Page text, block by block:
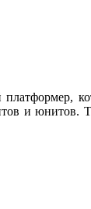
платформер,
и